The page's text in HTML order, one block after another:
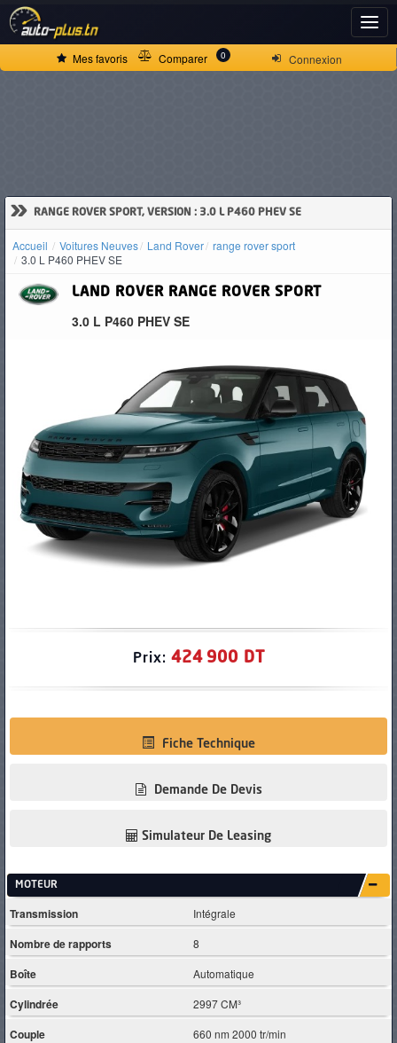
Connexion
Mes favoris Comparer 0
» RANGE ROVER SPORT, VERSION : 3.0 L P460 PHEV SE
Accueil Voitures Neuves Land Rover range rover sport
3.0 L P460 PHEV SE
LAND ROVER RANGE ROVER SPORT
3.0 L P460 PHEV SE
Prix: 424 900 DT
Fiche Technique
Demande De Devis
Simulateur De Leasing
MOTEUR
Transmission Intégrale
Nombre de rapports 8
Boîte Automatique
Cylindrée 2997 CM³
Couple 660 nm 2000 tr/min
ACCUEIL
VOITURES
D'OCCASION
PNEUS